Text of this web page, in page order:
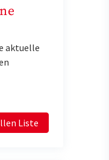
aktuelle
Liste